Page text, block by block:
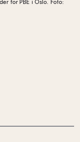
for PBE i Oslo. Foto: